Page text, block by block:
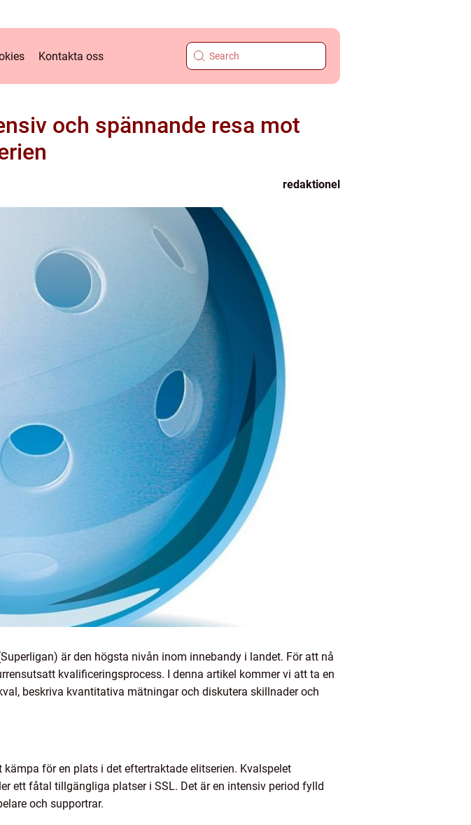
Kontakta oss
och spännande resa mot
redaktionel
är den högsta nivån inom innebandy i landet. För att nå
kvalificeringsprocess. I denna artikel kommer vi att ta en
beskriva kvantitativa mätningar och diskutera skillnader och
för en plats i det eftertraktade elitserien. Kvalspelet
ett fåtal tillgängliga platser i SSL. Det är en intensiv period fylld
och supportrar.